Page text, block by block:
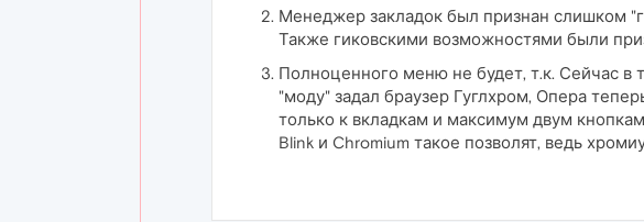
Менеджер закладок был признан слишком
Также гиковскими возможностями были
Полноценного меню не будет, т.к. Сейчас в
"моду" задал браузер Гуглхром, Опера
только к вкладкам и максимум двум
Blink и Chromium такое позволят, ведь